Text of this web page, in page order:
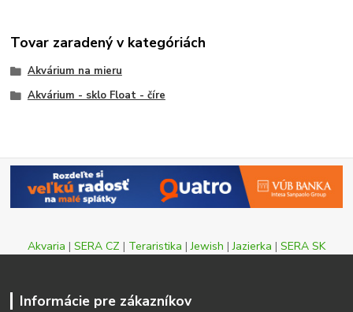
Tovar zaradený v kategóriách
Akvárium na mieru
Akvárium - sklo Float - číre
Akvaria | SERA CZ | Teraristika |Jewish |Jazierka | SERA SK
Informácie pre zákazníkov